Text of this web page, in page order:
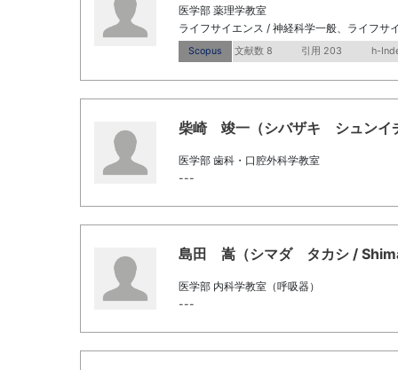
医学部 薬理学教室
ライフサイエンス / 神経科学一般、ライフサ
Scopus 文献数 8 引用 203 h-
柴崎 竣一（シバザキ シュンイ
医学部 歯科・口腔外科学教室
---
島田 嵩（シマダ タカシ /
医学部 内科学教室（呼吸器）
---